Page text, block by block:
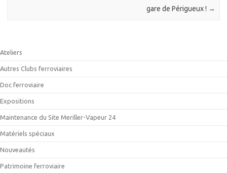
gare de Périgueux ! →
Ateliers
Autres Clubs ferroviaires
Doc ferroviaire
Expositions
Maintenance du Site Meriller-Vapeur 24
Matériels spéciaux
Nouveautés
Patrimoine ferroviaire